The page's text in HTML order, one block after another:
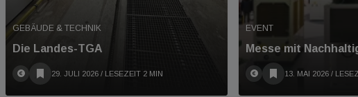
GEBÄUDE & TECHNIK
Die Landes-TGA
29. JULI 2026 / LESEZEIT 2 MIN
EVENT
Messe mit
13. MAI 2026 /